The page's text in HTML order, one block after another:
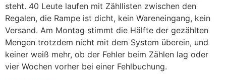
steht. 40 Leute laufen mit Zähllisten zwischen den
Regalen, die Rampe ist dicht, kein Wareneingang, kein
Versand. Am Montag stimmt die Hälfte der gezählten
Mengen trotzdem nicht mit dem System überein, und
keiner weiß mehr, ob der Fehler beim Zählen lag oder
vier Wochen vorher bei einer Fehlbuchung.